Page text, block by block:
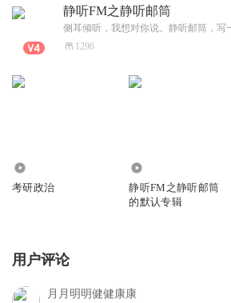
静听FM之静听邮筒
1296
考研政治
静听FM之静听邮筒
的默认专辑
用户评论
月月明明健健康康